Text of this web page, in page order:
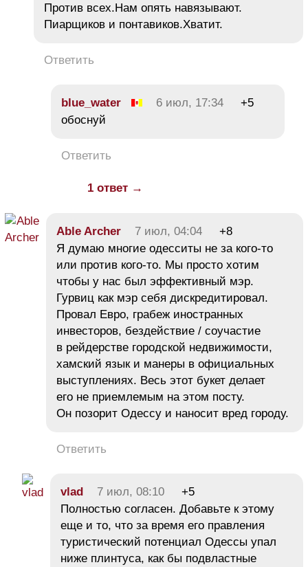
Против всех.Нам опять навязывают.
Пиарщиков и понтавиков.Хватит.
Ответить
blue_water 6 июл, 17:34
+5
обоснуй
Ответить
1 ответ →
Able Archer 7 июл, 04:04
+8
Я думаю многие одесситы не за кого-то
или против кого-то. Мы просто хотим
чтобы у нас был эффективный мэр.
Гурвиц как мэр себя дискредитировал.
Провал Евро, грабеж иностранных
инвесторов, бездействие / соучастие
в рейдерстве городской недвижимости,
хамский язык и манеры в официальных
выступлениях. Весь этот букет делает
его не приемлемым на этом посту.
Он позорит Одессу и наносит вред городу.
Ответить
vlad 7 июл, 08:10
+5
Полностью согласен. Добавьте к этому
еще и то, что за время его правления
туристический потенциал Одессы упал
ниже плинтуса, как бы подвластные